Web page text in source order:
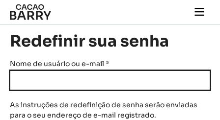
Skip to main content
main
Redefinir sua senha
Nome de usuário ou e-mail *
As instruções de redefinição de senha serão enviadas
para o seu endereço de e-mail registrado.